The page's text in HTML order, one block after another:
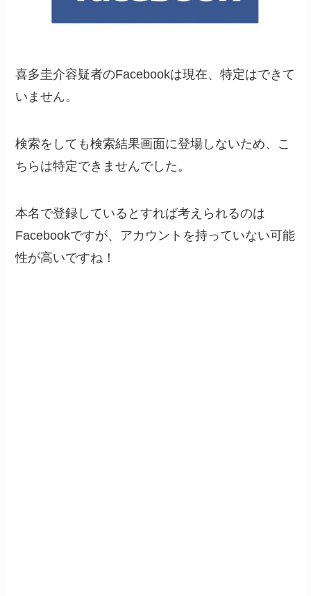
喜多圭介容疑者のFacebookは現在、特定はできて
いません。
検索をしても検索結果画面に登場しないため、こ
ちらは特定できませんでした。
本名で登録しているとすれば考えられるのは
Facebookですが、アカウントを持っていない可能
性が高いですね！